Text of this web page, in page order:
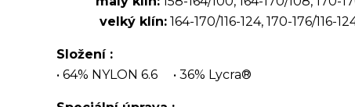
velký klín: 164-170/116-124, 170-176/116-
Složení :
• 64% NYLON 6.6 • 36% Lycra®